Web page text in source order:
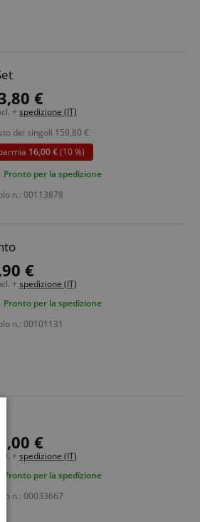
€
+ spedizione (IT)
dei singoli 159,80 €
16,00 €(10 %)
Pronto per la spedizione
n.: 00113878
€
+ spedizione (IT)
Pronto per la spedizione
n.: 00101131
€
+ spedizione (IT)
Pronto per la spedizione
n.: 00033667